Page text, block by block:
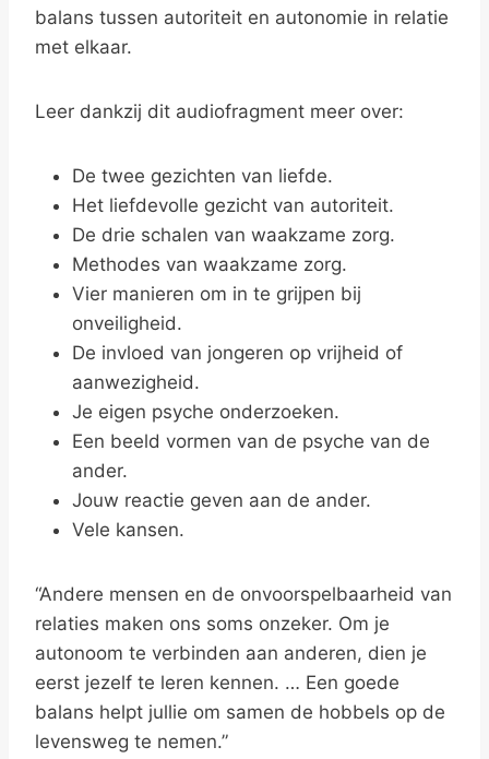
o
d
balans tussen autoriteit en autonomie in relatie
met elkaar.
Leer dankzij dit audiofragment meer over:
De twee gezichten van liefde.
Het liefdevolle gezicht van autoriteit.
De drie schalen van waakzame zorg.
Methodes van waakzame zorg.
Vier manieren om in te grijpen bij
onveiligheid.
De invloed van jongeren op vrijheid of
aanwezigheid.
Je eigen psyche onderzoeken.
Een beeld vormen van de psyche van de
ander.
Jouw reactie geven aan de ander.
Vele kansen.
“Andere mensen en de onvoorspelbaarheid van
relaties maken ons soms onzeker. Om je
autonoom te verbinden aan anderen, dien je
eerst jezelf te leren kennen. … Een goede
balans helpt jullie om samen de hobbels op de
levensweg te nemen.”